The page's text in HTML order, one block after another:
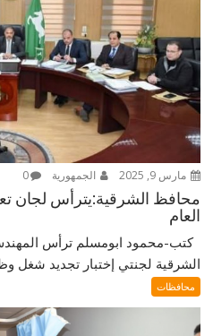
مارس 9, 2025 الجمهورية 0
محافظ الشرقية:يترأس لجان
العام
كتب-محمود ابومسلم ترأس
الشرقية لجنتي إختبار تجديد شغل
محافظات